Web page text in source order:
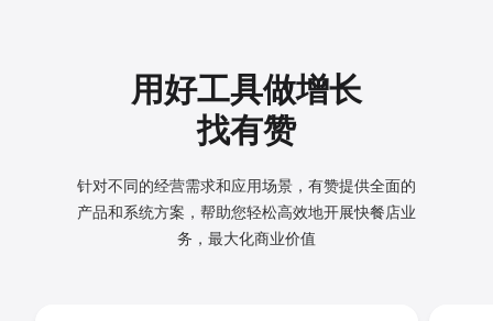
用好工具做增长
找有赞
针对不同的经营需求和应用场景，有赞提供全面的
产品和系统方案， 帮助您轻松高效地开展快餐店业
务，最大化商业价值